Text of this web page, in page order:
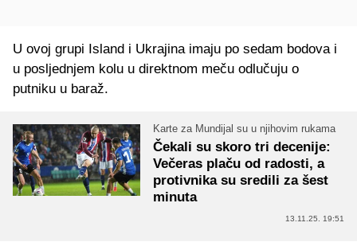
U ovoj grupi Island i Ukrajina imaju po sedam bodova i
u posljednjem kolu u direktnom meču odlučuju o
putniku u baraž.
Karte za Mundijal su u njihovim rukama
Čekali su skoro tri decenije:
Večeras plaču od radosti, a
protivnika su sredili za šest
minuta
13.11.25. 19:51